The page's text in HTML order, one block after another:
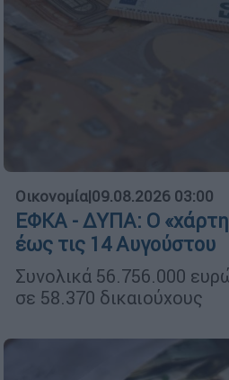
Οικονομία|09.08.2026 03:00
ΕΦΚΑ - ΔΥΠΑ: Ο
έως τις 14 Αυγούστου
Συνολικά 56.756.000
σε 58.370 δικαιούχους